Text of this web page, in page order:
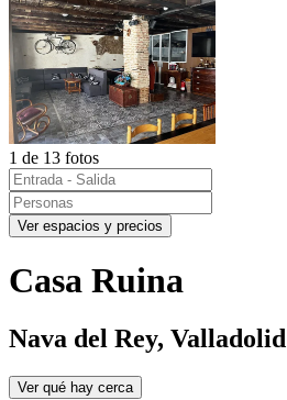
1 de 13 fotos
Ver espacios y precios
Casa Ruina
Nava del Rey, Valladolid
Ver qué hay cerca